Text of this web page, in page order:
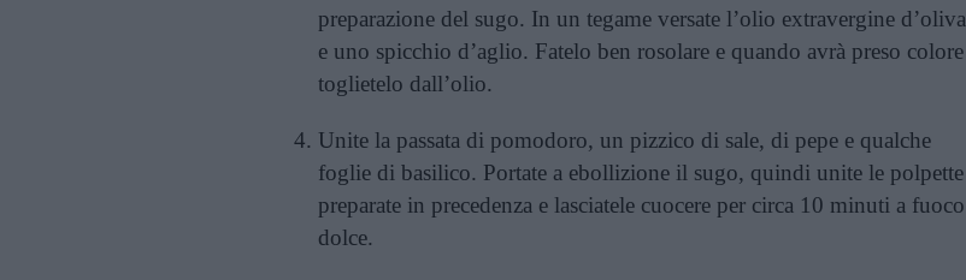
preparazione del sugo. In un tegame versate l’olio extravergine d’oliva
e uno spicchio d’aglio. Fatelo ben rosolare e quando avrà preso colore
toglietelo dall’olio.
Unite la passata di pomodoro, un pizzico di sale, di pepe e qualche
foglie di basilico. Portate a ebollizione il sugo, quindi unite le polpette
preparate in precedenza e lasciatele cuocere per circa 10 minuti a fuoco
dolce.